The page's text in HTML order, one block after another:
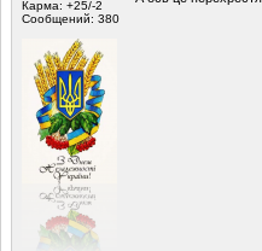
Карма: +25/-2
Сообщений: 380